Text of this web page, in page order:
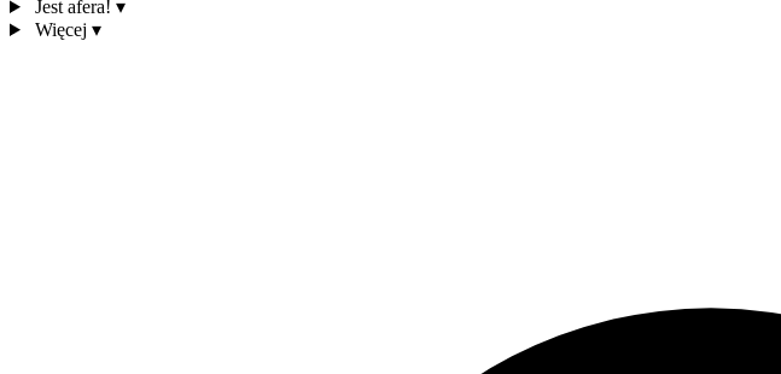
Jest afera! ▾
Więcej ▾